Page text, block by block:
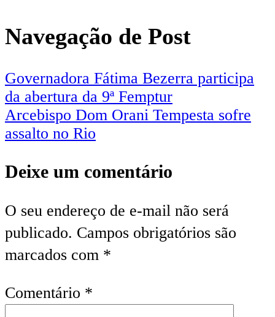
Navegação de Post
Governadora Fátima Bezerra participa
da abertura da 9ª Femptur
Arcebispo Dom Orani Tempesta sofre
assalto no Rio
Deixe um comentário
O seu endereço de e-mail não será
publicado. Campos obrigatórios são
marcados com *
Comentário *